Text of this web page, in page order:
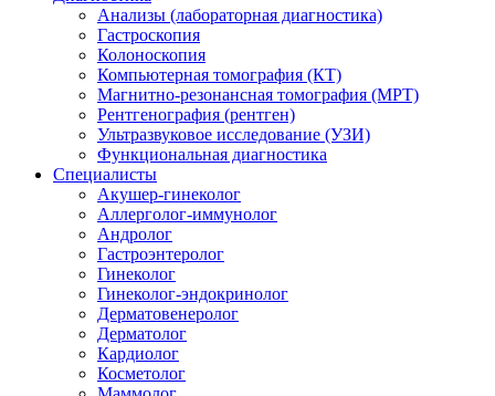
Анализы (лабораторная диагностика)
Гастроскопия
Колоноскопия
Компьютерная томография (КТ)
Магнитно-резонансная томография (МРТ)
Рентгенография (рентген)
Ультразвуковое исследование (УЗИ)
Функциональная диагностика
Специалисты
Акушер-гинеколог
Аллерголог-иммунолог
Андролог
Гастроэнтеролог
Гинеколог
Гинеколог-эндокринолог
Дерматовенеролог
Дерматолог
Кардиолог
Косметолог